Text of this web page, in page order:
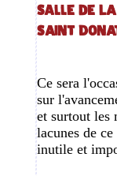
Salle de LA
SAINT
Ce sera
sur
et surtout les
lacunes de
inutile et